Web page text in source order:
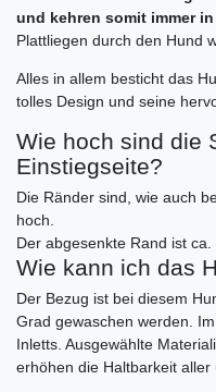
und kehren somit immer
Plattliegen durch den Hund
Alles in allem besticht das
tolles Design und seine
Wie hoch sind die
Einstiegseite?
Die Ränder sind, wie auch
hoch.
Der abgesenkte Rand ist ca.
Wie kann ich das
Der Bezug ist bei diesem
Grad gewaschen werden.
Inletts. Ausgewählte
erhöhen die Haltbarkeit